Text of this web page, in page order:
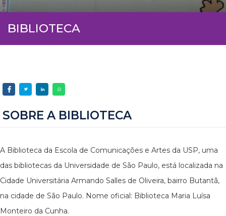
BIBLIOTECA
SOBRE A BIBLIOTECA
A Biblioteca da Escola de Comunicações e Artes da USP, uma
das bibliotecas da Universidade de São Paulo, está localizada na
Cidade Universitária Armando Salles de Oliveira, bairro Butantã,
na cidade de São Paulo. Nome oficial: Biblioteca Maria Luísa
Monteiro da Cunha.